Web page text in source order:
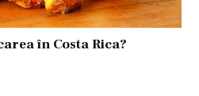
în Costa Rica?